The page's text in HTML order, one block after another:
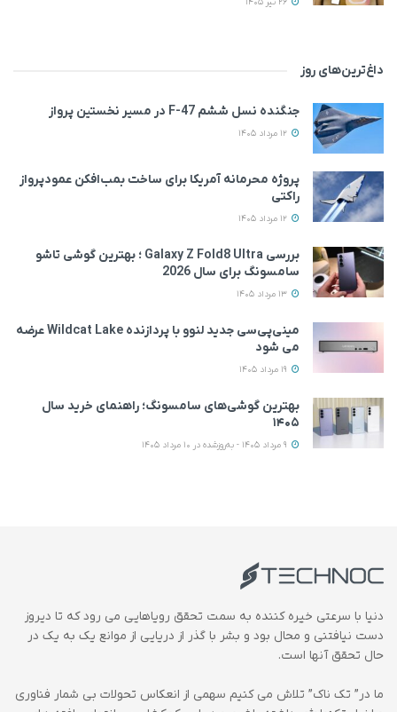
داغ‌ترین‌های روز
جنگنده نسل ششم F-47 در مسیر نخستین پرواز
پروژه محرمانه آمریکا برای ساخت بمب‌افکن عمودپرواز
راکتی
بررسی Galaxy Z Fold8 Ultra ؛ بهترین گوشی تاشو
سامسونگ برای سال 2026
مینی‌پی‌سی جدید لنوو با پردازنده Wildcat Lake عرضه
می‌ شود
بهترین گوشی‌های سامسونگ؛ راهنمای خرید سال
۱۴۰۵
دنیا با سرعتی خیره کننده به سمت تحقق رویاهایی می رود که تا دیروز
دست نیافتنی و محال بود و بشر با گذر از دریایی از موانع یک به یک در
حال تحقق آنها است.
ما در” تک ناک” تلاش می کنیم سهمی از انعکاس تحولات بی شمار فناوری